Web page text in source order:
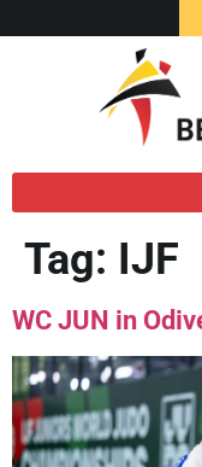
Tag: IJF
WC JUN in